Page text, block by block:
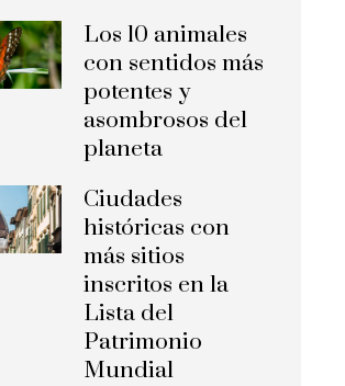
Los 10 animales
con sentidos más
potentes y
asombrosos del
planeta
Ciudades
históricas con
más sitios
inscritos en la
Lista del
Patrimonio
Mundial